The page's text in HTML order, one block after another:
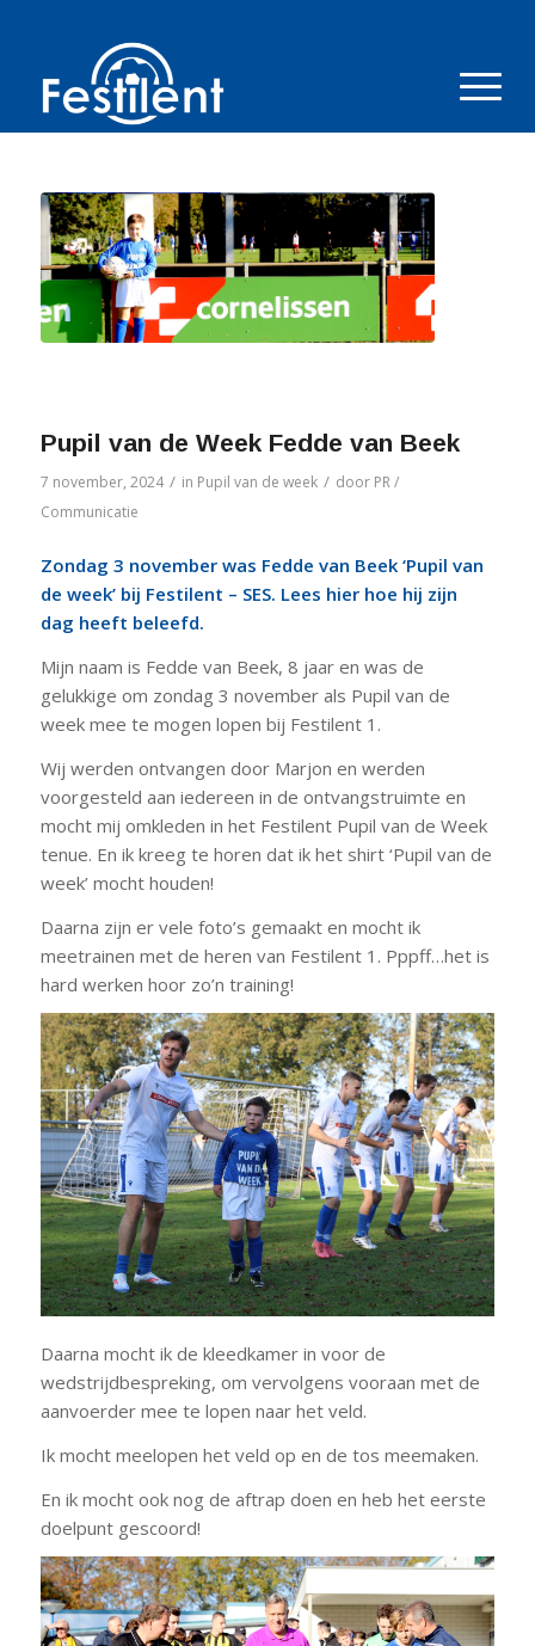
Pupil van de Week Fedde van Beek
7 november, 2024 / in Pupil van de week / door PR /
Communicatie
Zondag 3 november was Fedde van Beek ‘Pupil van
de week’ bij Festilent – SES. Lees hier hoe hij zijn
dag heeft beleefd.
Mijn naam is Fedde van Beek, 8 jaar en was de
gelukkige om zondag 3 november als Pupil van de
week mee te mogen lopen bij Festilent 1.
Wij werden ontvangen door Marjon en werden
voorgesteld aan iedereen in de ontvangstruimte en
mocht mij omkleden in het Festilent Pupil van de Week
tenue. En ik kreeg te horen dat ik het shirt ‘Pupil van de
week’ mocht houden!
Daarna zijn er vele foto’s gemaakt en mocht ik
meetrainen met de heren van Festilent 1. Pppff…het is
hard werken hoor zo’n training!
Daarna mocht ik de kleedkamer in voor de
wedstrijdbespreking, om vervolgens vooraan met de
aanvoerder mee te lopen naar het veld.
Ik mocht meelopen het veld op en de tos meemaken.
En ik mocht ook nog de aftrap doen en heb het eerste
doelpunt gescoord!